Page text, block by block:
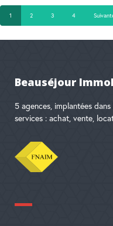
1 2 3 4
Beauséjour
5 agences, implantées
services : achat, vente,